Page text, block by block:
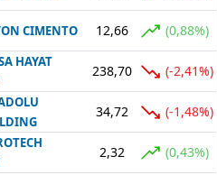
CIMENTO 12,66 (0,88%)
HAYAT
238,70 (-2,41%)
34,72 (-1,48%)
2,32 (0,43%)